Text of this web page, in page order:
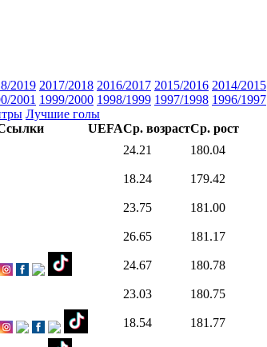
2019 2017/2018 2016/2017 2015/2016 2014/2015
2001 1999/2000 1998/1999 1997/1998 1996/1997
Лучшие голы
UEFAСр. возрастСр. рост
24.21 180.04
18.24 179.42
23.75 181.00
26.65 181.17
24.67 180.78
23.03 180.75
18.54 181.77